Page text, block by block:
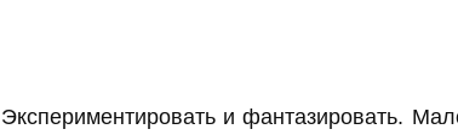
Экспериментировать и фантазировать.